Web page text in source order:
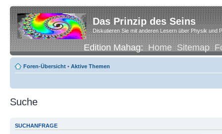
Das Prinzip des Seins
Diskutieren Sie mit anderen Lesern über Physik und
Edition Mahag:Home Sitemap
Foren-Übersicht • Aktive Themen
Suche
SUCHANFRAGE